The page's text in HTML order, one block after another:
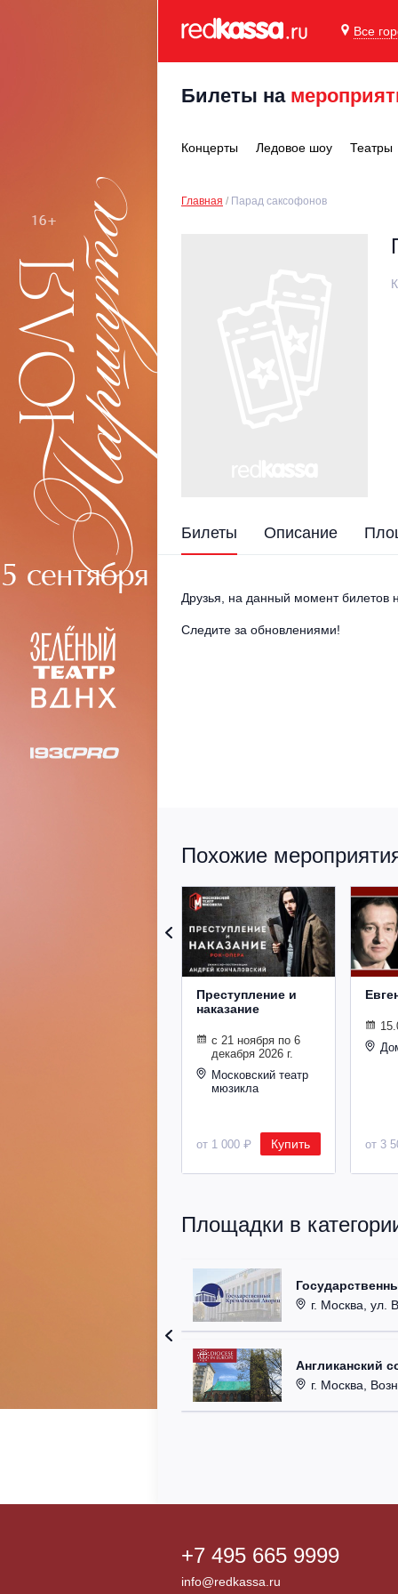
Все
Билеты на
Концерты Ледовое шоу Театры
Главная Парад саксофонов
Билеты Описание
Друзья, на данный момент билетов
Следите за обновлениями!
Похожие
Преступление и
наказание
с 21 ноября по 6
декабря 2026 г.
Московский театр
мюзикла
от 1 000 ₽ Купить от 3
Площадки в
г. Москва, ул.
Англиканский
г. Москва,
+7 495 665 9999
info@redkassa.ru